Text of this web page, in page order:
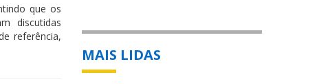
que os
discutidas
referência,
MAIS LIDAS